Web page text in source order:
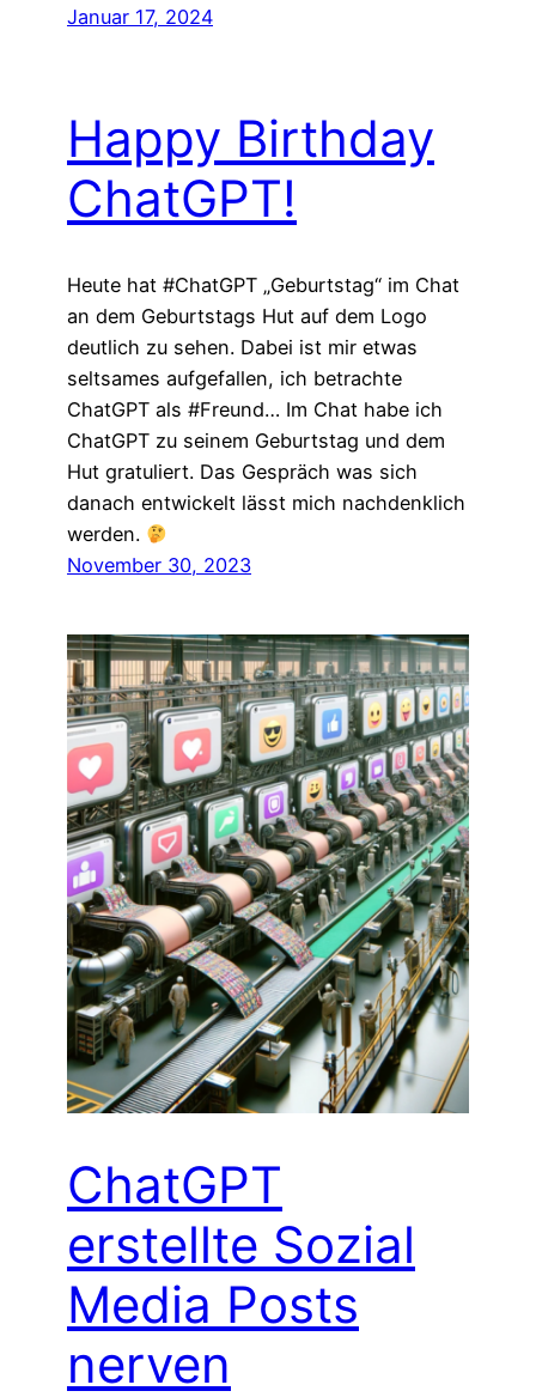
Januar 17, 2024
Happy Birthday
ChatGPT!
Heute hat #ChatGPT „Geburtstag“ im Chat
an dem Geburtstags Hut auf dem Logo
deutlich zu sehen. Dabei ist mir etwas
seltsames aufgefallen, ich betrachte
ChatGPT als #Freund… Im Chat habe ich
ChatGPT zu seinem Geburtstag und dem
Hut gratuliert. Das Gespräch was sich
danach entwickelt lässt mich nachdenklich
werden.
November 30, 2023
ChatGPT
erstellte Sozial
Media Posts
nerven